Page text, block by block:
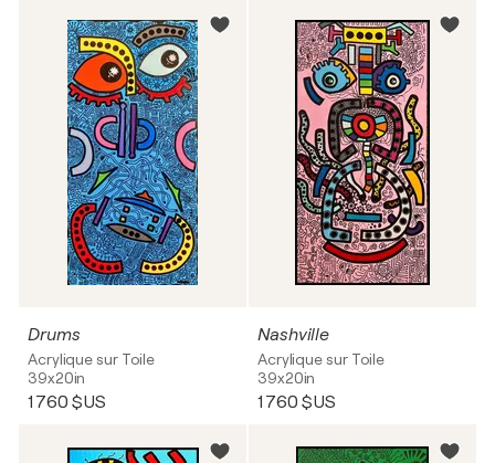
Drums
Acrylique sur Toile
39x20in
1 760 $US
Nashville
Acrylique sur Toile
39x20in
1 760 $US